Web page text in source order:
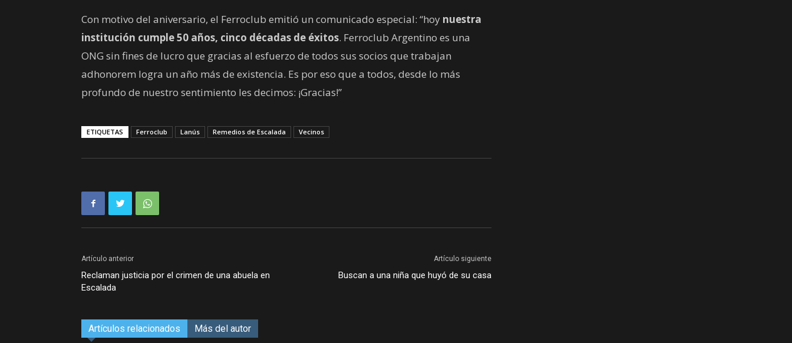
Con motivo del aniversario, el Ferroclub emitió un comunicado especial: “hoy nuestra
institución cumple 50 años, cinco décadas de éxitos. Ferroclub Argentino es una
ONG sin fines de lucro que gracias al esfuerzo de todos sus socios que trabajan
adhonorem logra un año más de existencia. Es por eso que a todos, desde lo más
profundo de nuestro sentimiento les decimos: ¡Gracias!”
ETIQUETAS Ferroclub Lanús Remedios de Escalada Vecinos
Artículo anterior
Reclaman justicia por el crimen de una abuela en
Escalada
Artículo siguiente
Buscan a una niña que huyó de su casa
Artículos relacionados Más del autor